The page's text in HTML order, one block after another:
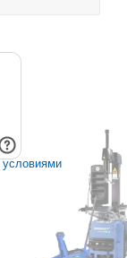
условиями